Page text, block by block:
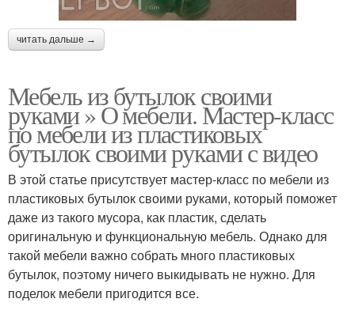
читать дальше →
Мебель из бутылок своими
руками » О мебели. Мастер-класс
по мебели из пластиковых
бутылок своими руками с видео
В этой статье присутствует мастер-класс по мебели из
пластиковых бутылок своими руками, который поможет
даже из такого мусора, как пластик, сделать
оригинальную и функциональную мебель. Однако для
такой мебели важно собрать много пластиковых
бутылок, поэтому ничего выкидывать не нужно. Для
поделок мебели пригодится все.